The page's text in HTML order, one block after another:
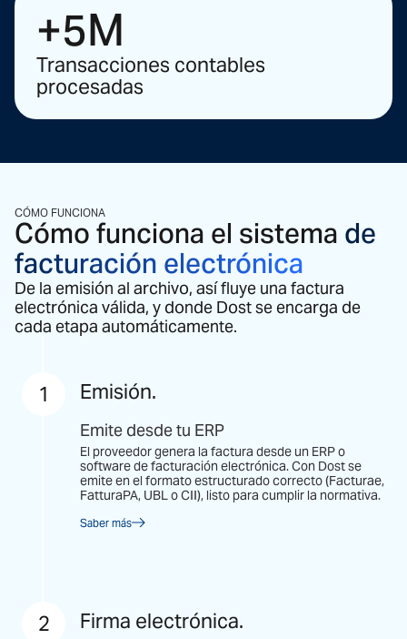
+5M
Transacciones contables
procesadas
CÓMO FUNCIONA
Cómo funciona el sistema de
facturación electrónica
De la emisión al archivo, así fluye una factura
electrónica válida, y donde Dost se encarga de
cada etapa automáticamente.
1 Emisión.
Emite desde tu ERP
El proveedor genera la factura desde un ERP o
software de facturación electrónica. Con Dost se
emite en el formato estructurado correcto (Facturae,
FatturaPA, UBL o CII), listo para cumplir la normativa.
Saber más
2 Firma electrónica.